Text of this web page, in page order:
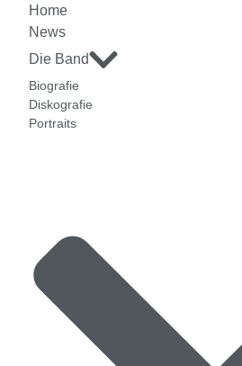
Home
News
Die Band
Biografie
Diskografie
Portraits